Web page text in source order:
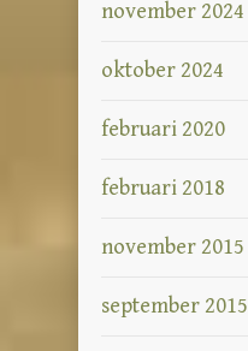
november 2024
oktober 2024
februari 2020
februari 2018
november 2015
september 2015